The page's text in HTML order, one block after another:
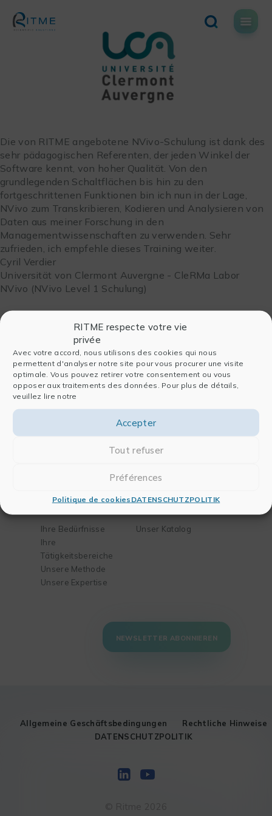
RITME respecte votre vie
privée
Avec votre accord, nous utilisons des cookies qui nous
permettent d'analyser notre site pour vous procurer une visite
optimale. Vous pouvez retirer votre consentement ou vous
opposer aux traitements des données. Pour plus de détails,
veuillez lire notre
Accepter
Tout refuser
Préférences
Politique de cookies DATENSCHUTZPOLITIK
content
Die von RITME angebotene NVivo-Schulung ist dank des
sehr pädagogischen Referenten, der jeden Winkel der
Software kennt, von hoher Qualität. Von den
grundlegenden Schaltflächen bis hin zu den
fortgeschrittenen Funktionen bin ich nun in der Lage,
NVivo zum Transkribieren, Kodieren und Analysieren von
Daten aus meiner Forschung in den
Managementwissenschaften zu verwenden. Sehr
zufrieden, ich empfehle dieses Training weiter.
Cyril Verdier
Universität von Clermont Auvergne - CleRMa Labor
NVivo (NVivo Level 1 Schulung)
Firma
Wer sind wir
Unser Team
Software
Für die Datenanalyse
Für die Publikation
Für Chemie und
Biologie
Lösungen
Ihre Bedürfnisse
Ihre
Tätigkeitsbereiche
Unsere Methode
Unsere Expertise
Training
Unser Katalog
NEWSLETTER ABONNIEREN
Allgemeine Geschäftsbedingungen
Rechtliche Hinweise
DATENSCHUTZPOLITIK